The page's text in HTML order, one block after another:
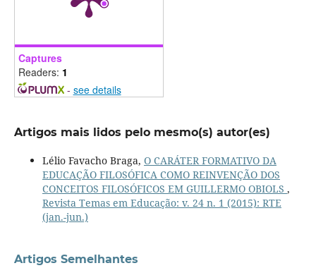
Captures
Readers: 1
- see details
Artigos mais lidos pelo mesmo(s) autor(es)
Lélio Favacho Braga, O CARÁTER FORMATIVO DA
EDUCAÇÃO FILOSÓFICA COMO REINVENÇÃO DOS
CONCEITOS FILOSÓFICOS EM GUILLERMO OBIOLS ,
Revista Temas em Educação: v. 24 n. 1 (2015): RTE
(jan.-jun.)
Artigos Semelhantes